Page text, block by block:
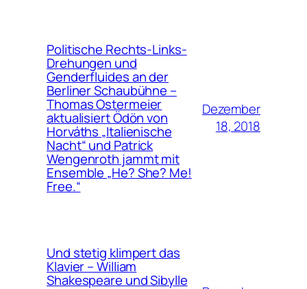
Politische Rechts-Links-
Drehungen und
Genderfluides an der
Berliner Schaubühne –
Thomas Ostermeier
aktualisiert Ödön von
Horváths „Italienische
Nacht“ und Patrick
Wengenroth jammt mit
Ensemble „He? She? Me!
Free.“
Dezember
18, 2018
Und stetig klimpert das
Klavier – William
Shakespeare und Sibylle